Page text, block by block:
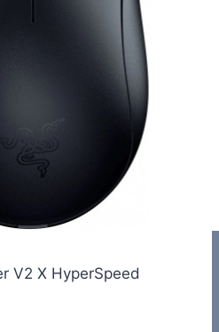
V2 X HyperSpeed